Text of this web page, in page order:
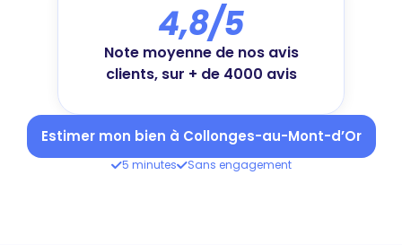
4,8/5
Note moyenne de nos avis
clients, sur + de 4000 avis
Estimer mon bien à Collonges-au-Mont-d’Or
5 minutes Sans engagement